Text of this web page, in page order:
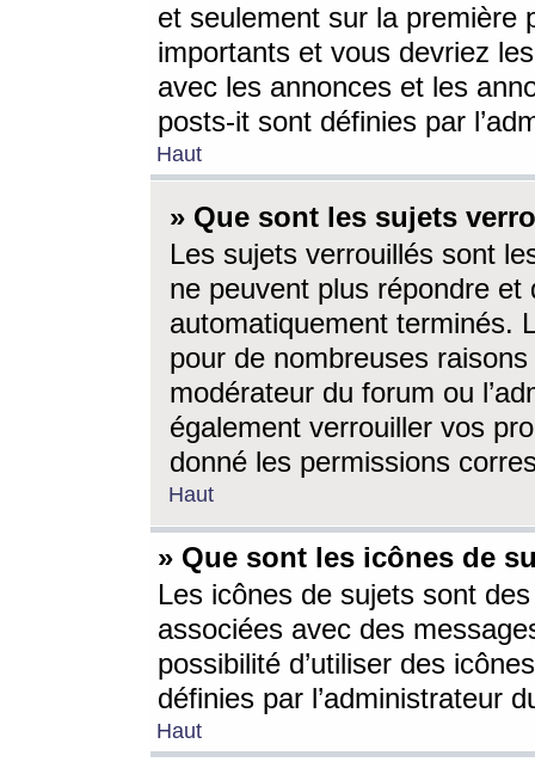
et seulement sur la première
importants et vous devriez
avec les annonces et les
posts-it sont définies par
Haut
» Que sont les sujets
Les sujets verrouillés sont
ne peuvent plus répondre
automatiquement terminés.
pour de nombreuses
modérateur du forum ou
également verrouiller vos
donné les permissions
Haut
» Que sont les icônes de
Les icônes de sujets sont
associées avec des
possibilité d’utiliser des
définies par l’administrateur
Haut